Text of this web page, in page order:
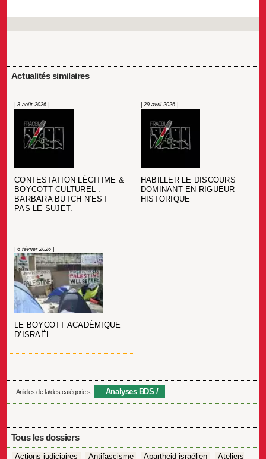
Actualités similaires
| 3 août 2026 |
CONTESTATION LÉGITIME &
BOYCOTT CULTUREL :
BARBARA BUTCH N’EST
PAS LE SUJET.
| 29 avril 2026 |
HABILLER LE DISCOURS
DOMINANT EN RIGUEUR
HISTORIQUE
| 6 février 2026 |
LE BOYCOTT ACADÉMIQUE
D’ISRAËL
Articles de la/des catégorie.s Analyses BDS
Tous les dossiers
Actions judiciaires Antifascisme Apartheid israélien
Ateliers